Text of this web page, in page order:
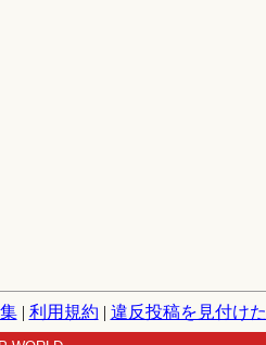
| 利用規約 | 違反投稿を見付け